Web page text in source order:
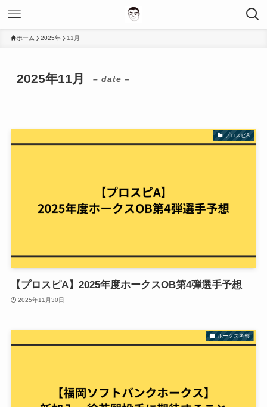
ホーム 2025年 11月
2025年11月 – date –
プロスピA
【プロスピA】2025年度ホークスOB第4弾選手予想
2025年11月30日
ホークス考察